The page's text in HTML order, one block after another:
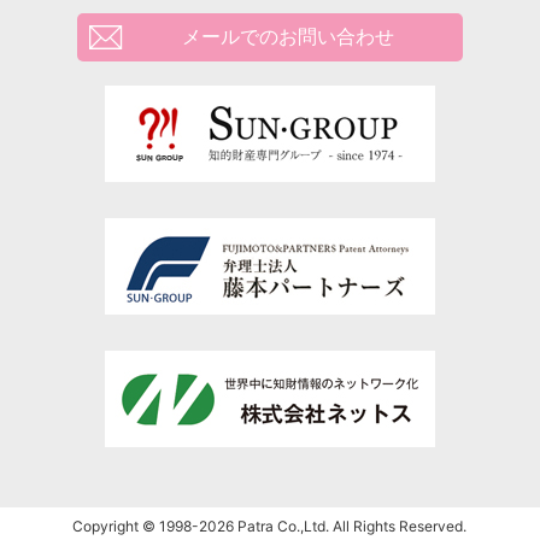
メールでのお問い合わせ
Copyright © 1998-2026 Patra Co.,Ltd. All Rights Reserved.